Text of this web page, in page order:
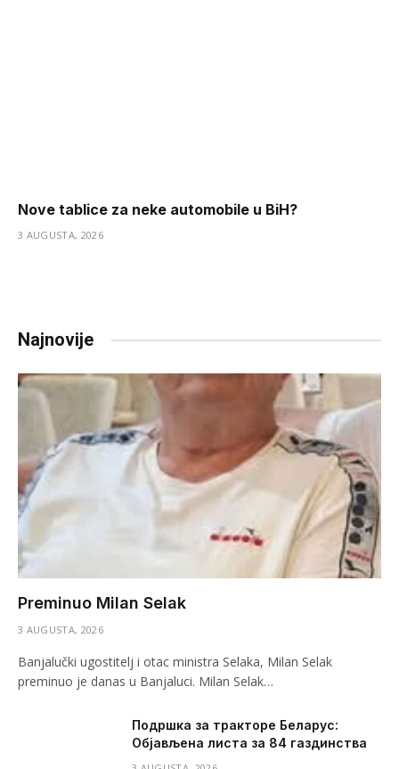
Nove tablice za neke automobile u BiH?
3 AUGUSTA, 2026
Najnovije
Preminuo Milan Selak
3 AUGUSTA, 2026
Banjalučki ugostitelj i otac ministra Selaka, Milan Selak
preminuo je danas u Banjaluci. Milan Selak…
Подршка за тракторе Беларус:
Објављена листа за 84 газдинства